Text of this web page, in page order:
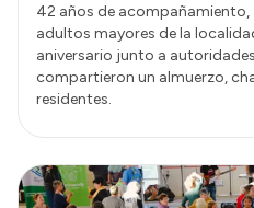
42 años de acompañamiento,
adultos mayores de la
aniversario junto a
compartieron un almuerzo,
residentes.